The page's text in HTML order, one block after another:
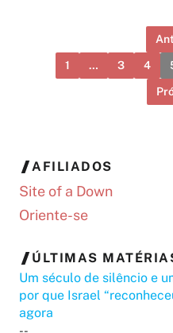
1 … 3 4
AFILIADOS
Site of a Down
Oriente-se
ÚLTIMAS
Um século de silêncio e
por que Israel
agora